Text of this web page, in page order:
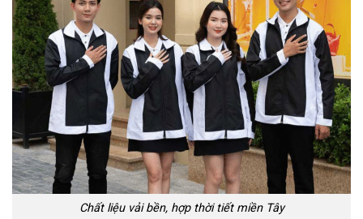
Chất liệu vải bền, hợp thời tiết miền Tây